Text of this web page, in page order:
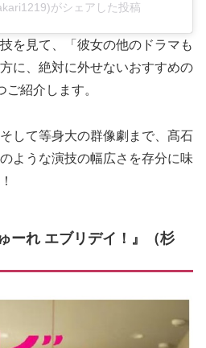
がシェアした投稿
を見て、「彼女の他のドラマも
に、絶対に外せないおすすめの
紹介します。
して等身大の群像劇まで、髙石
ような演技の幅広さを存分に味
ーれ エブリデイ！』（杉